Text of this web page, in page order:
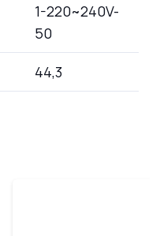
1-220~240V-
50
44,3